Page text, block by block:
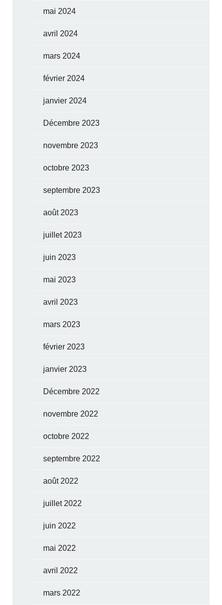
mai 2024
avril 2024
mars 2024
février 2024
janvier 2024
Décembre 2023
novembre 2023
octobre 2023
septembre 2023
août 2023
juillet 2023
juin 2023
mai 2023
avril 2023
mars 2023
février 2023
janvier 2023
Décembre 2022
novembre 2022
octobre 2022
septembre 2022
août 2022
juillet 2022
juin 2022
mai 2022
avril 2022
mars 2022